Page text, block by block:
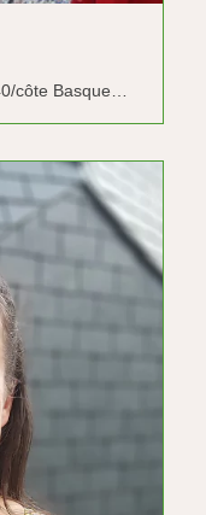
côte Basque…